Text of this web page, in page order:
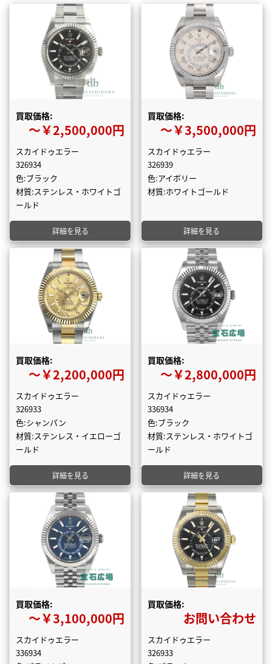
買取価格:
〜￥2,500,000円
スカイドゥエラー
326934
色:ブラック
材質:ステンレス・ホワイトゴ
ールド
詳細を見る
買取価格:
〜￥3,500,000円
スカイドゥエラー
326939
色:アイボリー
材質:ホワイトゴールド
詳細を見る
買取価格:
〜￥2,200,000円
スカイドゥエラー
326933
色:シャンパン
材質:ステンレス・イエローゴ
ールド
詳細を見る
買取価格:
〜￥2,800,000円
スカイドゥエラー
336934
色:ブラック
材質:ステンレス・ホワイトゴ
ールド
詳細を見る
買取価格:
〜￥3,100,000円
スカイドゥエラー
336934
買取価格:
お問い合わせ
スカイドゥエラー
326933